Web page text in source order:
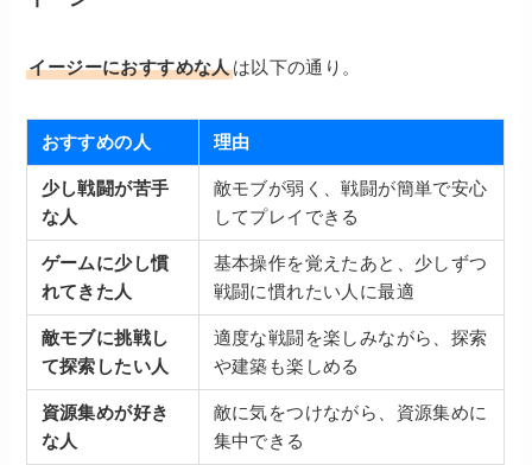
イージーにおすすめな人は以下の通り。
おすすめの人 理由
少し戦闘が苦手
な人
敵モブが弱く、戦闘が簡単で安心
してプレイできる
ゲームに少し慣
れてきた人
基本操作を覚えたあと、少しずつ
戦闘に慣れたい人に最適
敵モブに挑戦し
て探索したい人
適度な戦闘を楽しみながら、探索
や建築も楽しめる
資源集めが好き
な人
敵に気をつけながら、資源集めに
集中できる